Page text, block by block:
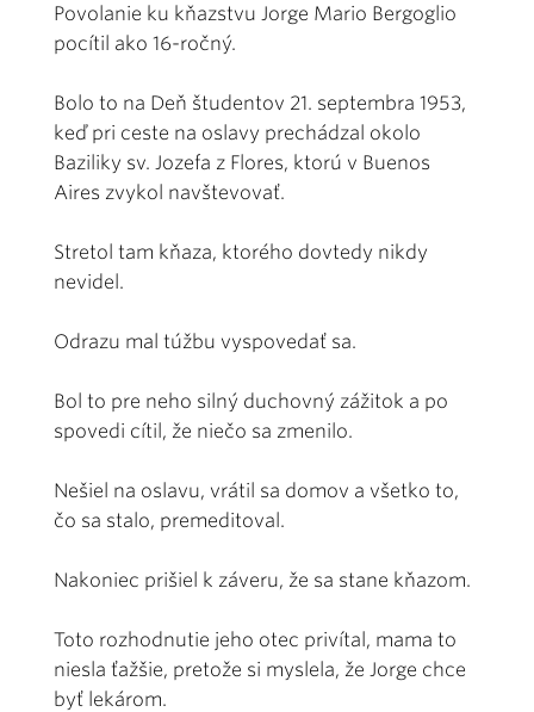
Povolanie ku kňazstvu Jorge Mario Bergoglio
pocítil ako 16-ročný.
Bolo to na Deň študentov 21. septembra 1953,
keď pri ceste na oslavy prechádzal okolo
Baziliky sv. Jozefa z Flores, ktorú v Buenos
Aires zvykol navštevovať.
Stretol tam kňaza, ktorého dovtedy nikdy
nevidel.
Odrazu mal túžbu vyspovedať sa.
Bol to pre neho silný duchovný zážitok a po
spovedi cítil, že niečo sa zmenilo.
Nešiel na oslavu, vrátil sa domov a všetko to,
čo sa stalo, premeditoval.
Nakoniec prišiel k záveru, že sa stane kňazom.
Toto rozhodnutie jeho otec privítal, mama to
niesla ťažšie, pretože si myslela, že Jorge chce
byť lekárom.